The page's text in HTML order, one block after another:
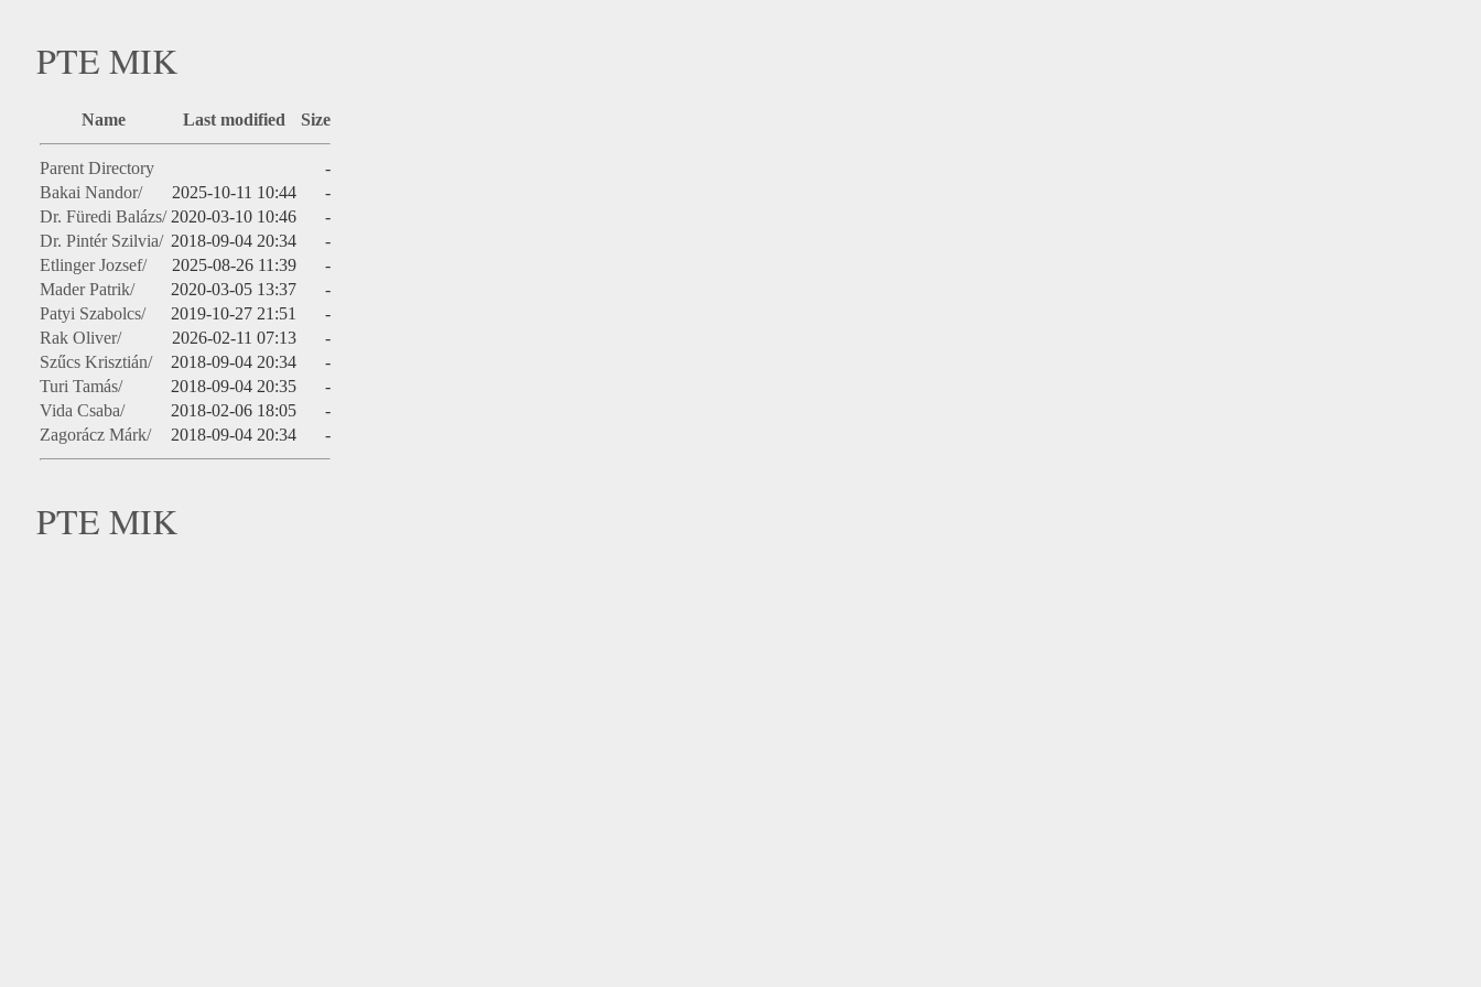
PTE MIK
Name Last modified Size
Parent Directory
-
Bakai Nandor/
2025-10-11 10:44
-
Dr. Füredi Balázs/ 2020-03-10 10:46
-
Dr. Pintér Szilvia/ 2018-09-04 20:34
-
Etlinger Jozsef/
2025-08-26 11:39
-
Mader Patrik/
2020-03-05 13:37
-
Patyi Szabolcs/
2019-10-27 21:51
-
Rak Oliver/
2026-02-11 07:13
-
Szűcs Krisztián/
2018-09-04 20:34
-
Turi Tamás/
2018-09-04 20:35
-
Vida Csaba/
2018-02-06 18:05
-
Zagorácz Márk/
2018-09-04 20:34 -
PTE MIK